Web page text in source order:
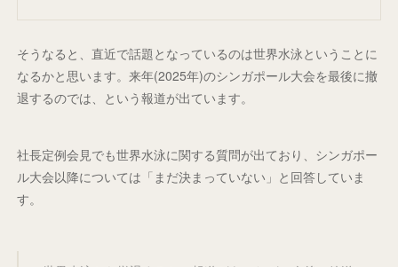
そうなると、直近で話題となっているのは世界水泳ということに
なるかと思います。来年(2025年)のシンガポール大会を最後に撤
退するのでは、という報道が出ています。
社長定例会見でも世界水泳に関する質問が出ており、シンガポー
ル大会以降については「まだ決まっていない」と回答していま
す。